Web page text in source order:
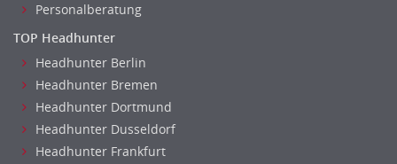
Personalberatung
TOP Headhunter
Headhunter Berlin
Headhunter Bremen
Headhunter Dortmund
Headhunter Dusseldorf
Headhunter Frankfurt